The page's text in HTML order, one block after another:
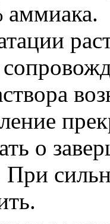
аммиака.
о
При